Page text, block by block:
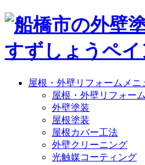
屋根・外壁リフォームメニ
屋根・外壁リフォー
外壁塗装
屋根塗装
屋根カバー工法
外壁クリーニング
光触媒コーティング